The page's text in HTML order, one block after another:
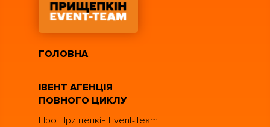
ГОЛОВНА
ІВЕНТ АГЕНЦІЯ
ПОВНОГО ЦИКЛУ
Про Прищепкін Event-Team